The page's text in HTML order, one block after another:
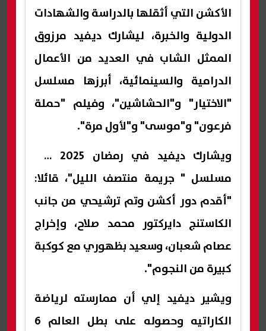
الأكشن التي أثقلها بالدراسة والشهادات
الدولية والخبرة، ليشارك ديفيد مرزوق
الممثل الشاب في العديد من الأعمال
الدرامية والسينمائية، أبرزها مسلسل
"الاختيار" و"الحشاشين"، وفيلم "حملة
فرعون" و"موسى" و"لأول مرة".
ويشارك ديفيد في رمضان 2025 في
مسلسل " جريمة منتصف الليل"، قائلا:
"أقدم دور أكشن وتم ترشيحي من جانب
الكاستنج دايركتور محمد صلاح، وإخراج
عصام شعبان، وسعيد بظهوري مع كوكبة
كبيرة من النجوم".
ويشير ديفيد إلي أن ممارسته لرياضة
الكاراتيه وحصوله على بطل العالم 6